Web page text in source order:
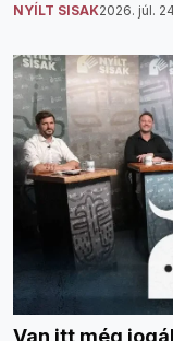
NYÍLT SISAK2026. júl.
Van itt még